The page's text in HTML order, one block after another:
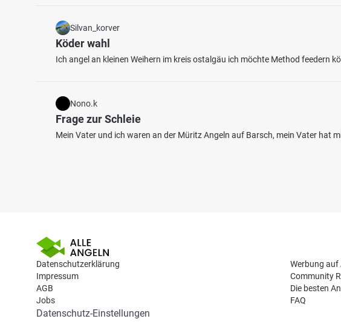
Silvan_korver
Köder wahl
Ich angel an kleinen Weihern im kreis ostalgäu ich möchte Method feedern
Nono.k
Frage zur Schleie
Mein Vater und ich waren an der Müritz Angeln auf Barsch, mein Vater hat
Datenschutzerklärung
Impressum
AGB
Jobs
Werbung auf
Community
Die besten
FAQ
Datenschutz-Einstellungen